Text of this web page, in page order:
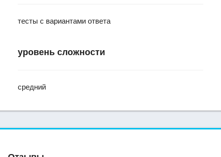
тесты с вариантами ответа
уровень сложности
средний